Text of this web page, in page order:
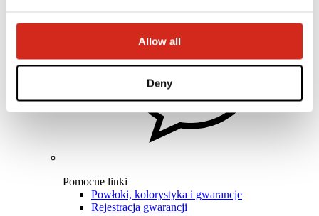
Allow all
Deny
Pomocne linki
Powłoki, kolorystyka i gwarancje
Rejestracja gwarancji